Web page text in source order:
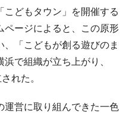
どもタウン」を開催する
ページによると、この原形
「こどもが創る遊びのま
で組織が立ち上がり、
れた。
営に取り組んできた一色